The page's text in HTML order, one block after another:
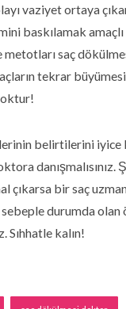
vaziyet ortaya
baskılamak
saç
tekrar
belirtilerini iyice
danışmalısınız.
çıkarsa bir saç
durumda
Sıhhatle kalın!